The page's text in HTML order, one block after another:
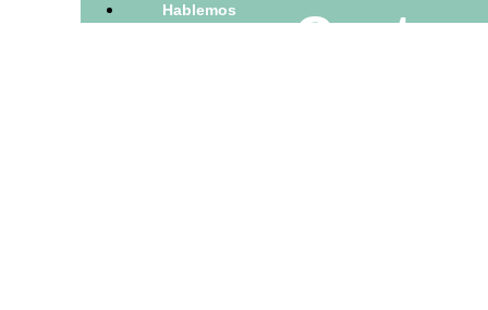
Hablemos